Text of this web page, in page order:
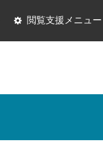
閲覧支援メニュー